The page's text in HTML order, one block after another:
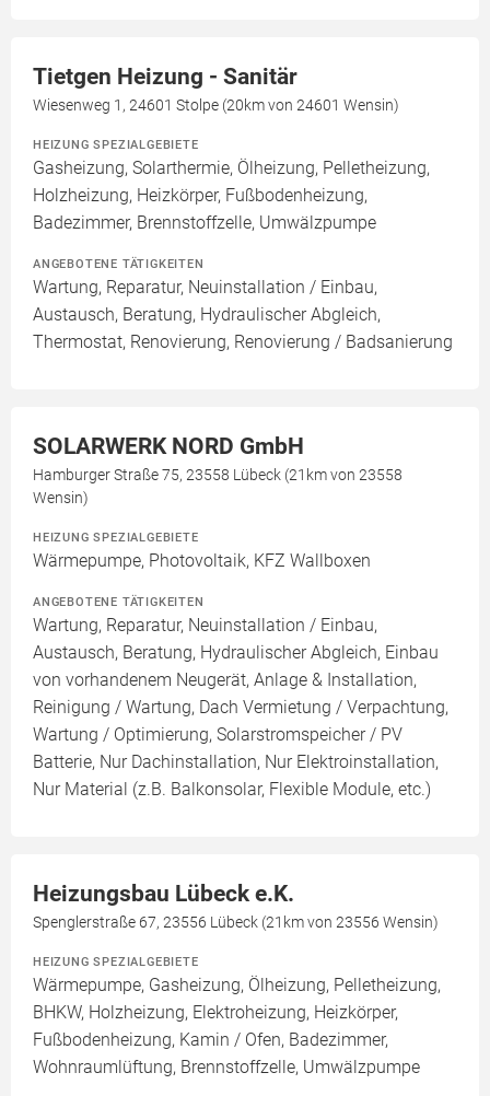
Tietgen Heizung - Sanitär
Wiesenweg 1, 24601 Stolpe (20km von 24601 Wensin)
HEIZUNG SPEZIALGEBIETE
Gasheizung, Solarthermie, Ölheizung, Pelletheizung,
Holzheizung, Heizkörper, Fußbodenheizung,
Badezimmer, Brennstoffzelle, Umwälzpumpe
ANGEBOTENE TÄTIGKEITEN
Wartung, Reparatur, Neuinstallation / Einbau,
Austausch, Beratung, Hydraulischer Abgleich,
Thermostat, Renovierung, Renovierung / Badsanierung
SOLARWERK NORD GmbH
Hamburger Straße 75, 23558 Lübeck (21km von 23558
Wensin)
HEIZUNG SPEZIALGEBIETE
Wärmepumpe, Photovoltaik, KFZ Wallboxen
ANGEBOTENE TÄTIGKEITEN
Wartung, Reparatur, Neuinstallation / Einbau,
Austausch, Beratung, Hydraulischer Abgleich, Einbau
von vorhandenem Neugerät, Anlage & Installation,
Reinigung / Wartung, Dach Vermietung / Verpachtung,
Wartung / Optimierung, Solarstromspeicher / PV
Batterie, Nur Dachinstallation, Nur Elektroinstallation,
Nur Material (z.B. Balkonsolar, Flexible Module, etc.)
Heizungsbau Lübeck e.K.
Spenglerstraße 67, 23556 Lübeck (21km von 23556 Wensin)
HEIZUNG SPEZIALGEBIETE
Wärmepumpe, Gasheizung, Ölheizung, Pelletheizung,
BHKW, Holzheizung, Elektroheizung, Heizkörper,
Fußbodenheizung, Kamin / Ofen, Badezimmer,
Wohnraumlüftung, Brennstoffzelle, Umwälzpumpe